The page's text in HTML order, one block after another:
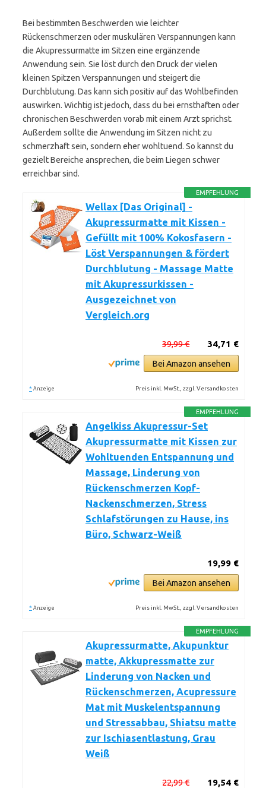
Bei bestimmten Beschwerden wie leichter
Rückenschmerzen oder muskulären Verspannungen kann
die Akupressurmatte im Sitzen eine ergänzende
Anwendung sein. Sie löst durch den Druck der vielen
kleinen Spitzen Verspannungen und steigert die
Durchblutung. Das kann sich positiv auf das Wohlbefinden
auswirken. Wichtig ist jedoch, dass du bei ernsthaften oder
chronischen Beschwerden vorab mit einem Arzt sprichst.
Außerdem sollte die Anwendung im Sitzen nicht zu
schmerzhaft sein, sondern eher wohltuend. So kannst du
gezielt Bereiche ansprechen, die beim Liegen schwer
erreichbar sind.
EMPFEHLUNG
Wellax [Das Original] -
Akupressurmatte mit Kissen -
Gefüllt mit 100% Kokosfasern -
Löst Verspannungen & fördert
Durchblutung - Massage Matte
mit Akupressurkissen -
Ausgezeichnet von
Vergleich.org
34,71 €
39,99 €
Bei Amazon ansehen
* Anzeige Preis inkl. MwSt., zzgl. Versandkosten
EMPFEHLUNG
Angelkiss Akupressur-Set
Akupressurmatte mit Kissen zur
Wohltuenden Entspannung und
Massage, Linderung von
Rückenschmerzen Kopf-
Nackenschmerzen, Stress
Schlafstörungen zu Hause, ins
Büro, Schwarz-Weiß
19,99 €
Bei Amazon ansehen
* Anzeige Preis inkl. MwSt., zzgl. Versandkosten
EMPFEHLUNG
Akupressurmatte, Akupunktur
matte, Akkupressmatte zur
Linderung von Nacken und
Rückenschmerzen, Acupressure
Mat mit Muskelentspannung
und Stressabbau, Shiatsu matte
zur Ischiasentlastung, Grau
Weiß
19,54 €
22,99 €